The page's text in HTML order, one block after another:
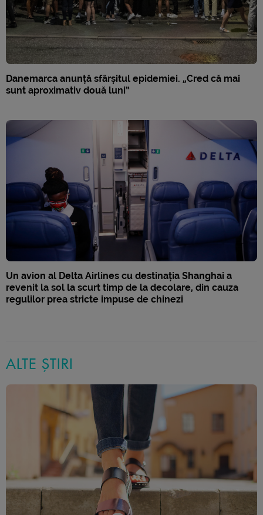
Danemarca anunță sfârșitul epidemiei. „Cred că mai
sunt aproximativ două luni”
Un avion al Delta Airlines cu destinația Shanghai a
revenit la sol la scurt timp de la decolare, din cauza
regulilor prea stricte impuse de chinezi
ALTE ȘTIRI